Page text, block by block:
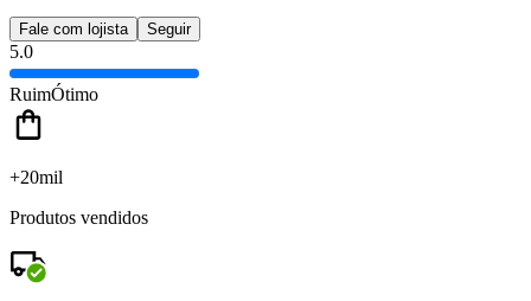
Fale com lojista Seguir
5.0
RuimÓtimo
+20mil
Produtos vendidos